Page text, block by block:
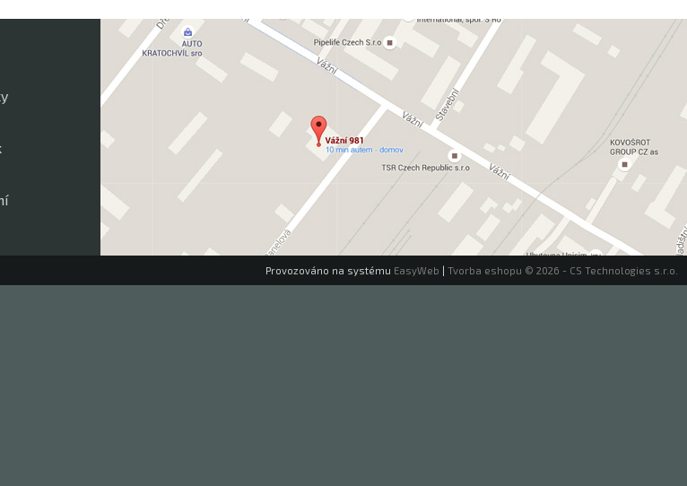
Provozováno na systému EasyWeb Tvorba eshopu © 2026 - CS Technologies s.r.o.